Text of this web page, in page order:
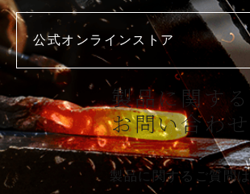
公式オンラインストア
製品に関する
お問い合わせ
製品に関するご質問は